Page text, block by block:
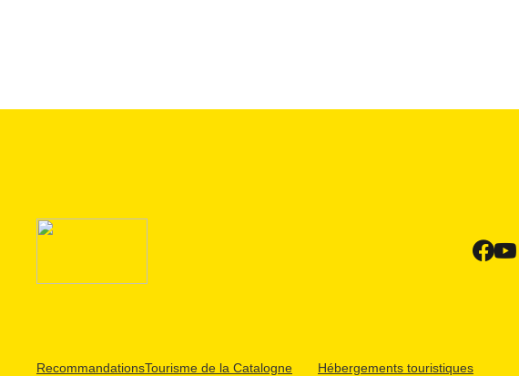
RecommandationsTourisme de la Catalogne
Hébergements touristiques